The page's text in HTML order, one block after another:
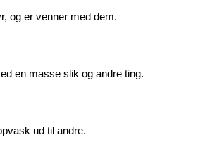
og er venner med dem.
en masse slik og andre ting.
ud til andre.